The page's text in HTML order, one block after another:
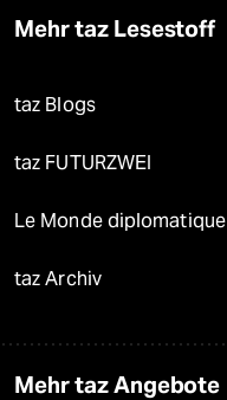
Mehr taz Lesestoff
taz Blogs
taz FUTURZWEI
Le Monde diplomatique
taz Archiv
Mehr taz Angebote